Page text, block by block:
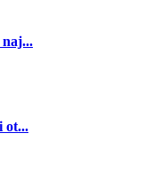
naj...
ot...